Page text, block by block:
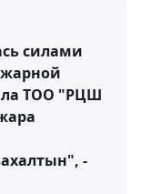
силами
ТОО "РЦШ
-